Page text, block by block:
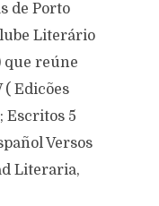
de Porto
Literário
que reúne
( Edicões
Escritos 5
Versos
Literaria,